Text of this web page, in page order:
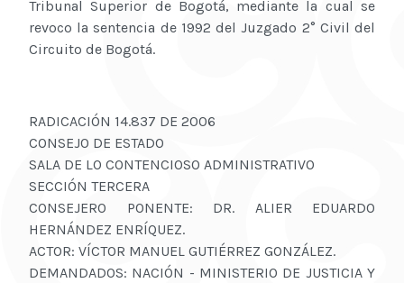
Tribunal Superior de Bogotá, mediante la cual se
revoco la sentencia de 1992 del Juzgado 2° Civil del
Circuito de Bogotá.
RADICACIÓN 14.837 DE 2006
CONSEJO DE ESTADO
SALA DE LO CONTENCIOSO ADMINISTRATIVO
SECCIÓN TERCERA
CONSEJERO PONENTE: DR. ALIER EDUARDO
HERNÁNDEZ ENRÍQUEZ.
ACTOR: VÍCTOR MANUEL GUTIÉRREZ GONZÁLEZ.
DEMANDADOS: NACIÓN - MINISTERIO DE JUSTICIA Y